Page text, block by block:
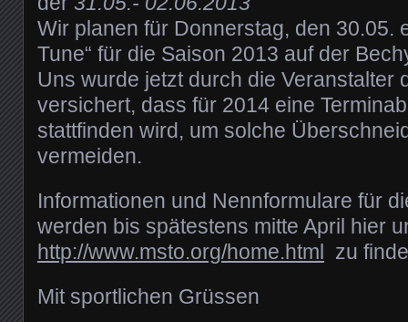
Wir planen für Donnerstag, den 30.05.
Tune“ für die Saison 2013 auf der
Uns wurde jetzt durch die Veranstalter
versichert, dass für 2014 eine
stattfinden wird, um solche
vermeiden.
Informationen und Nennformulare für
werden bis spätestens mitte April hier
http://www.msto.org/home.html zu
Mit sportlichen Grüssen